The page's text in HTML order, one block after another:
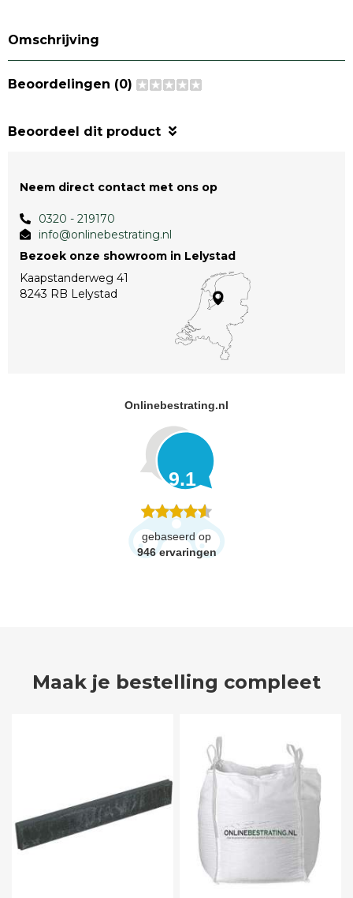
Omschrijving
Beoordelingen (0)
Beoordeel dit product
Neem direct contact met ons op
0320 - 219170
info@onlinebestrating.nl
Bezoek onze showroom in Lelystad
Kaapstanderweg 41
8243 RB Lelystad
Onlinebestrating.nl
9.1
gebaseerd op
946 ervaringen
Maak je bestelling compleet